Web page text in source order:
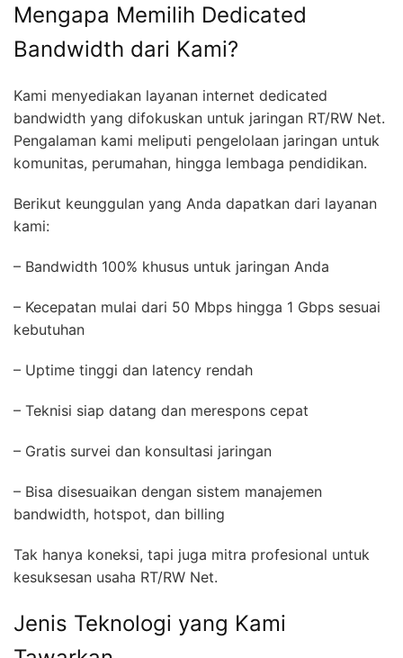
Mengapa Memilih Dedicated
Bandwidth dari Kami?
Kami menyediakan layanan internet dedicated
bandwidth yang difokuskan untuk jaringan RT/RW Net.
Pengalaman kami meliputi pengelolaan jaringan untuk
komunitas, perumahan, hingga lembaga pendidikan.
Berikut keunggulan yang Anda dapatkan dari layanan
kami:
– Bandwidth 100% khusus untuk jaringan Anda
– Kecepatan mulai dari 50 Mbps hingga 1 Gbps sesuai
kebutuhan
– Uptime tinggi dan latency rendah
– Teknisi siap datang dan merespons cepat
– Gratis survei dan konsultasi jaringan
– Bisa disesuaikan dengan sistem manajemen
bandwidth, hotspot, dan billing
Tak hanya koneksi, tapi juga mitra profesional untuk
kesuksesan usaha RT/RW Net.
Jenis Teknologi yang Kami